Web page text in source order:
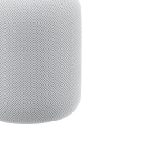
了
解
HomePod<